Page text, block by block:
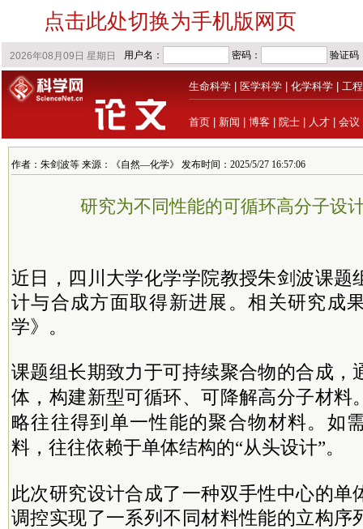
点击此处切换为手机版网页
生命科学 医学科学 化学科学 工
首页 新闻 博客 院士 人才 会议
作者：朱剑波等 来源：《自然—化学》 发布时间：2025/5/27 16:57:06
研究为不同性能的可循环高分子设
近日， 四川大学化学学院教授朱剑波课题
计与合成方面取得新进展。相关研究成
学》。
课题组长期致力于可持续聚合物的合成，
体，构建新型可循环、可降解高分子材料
略往往得到单一性能的聚合物材料。如
料，往往依赖于单体结构的“从头设计”。
此次研究设计合成了一种双手性中心的单
调控实现了一系列不同材料性能的立构序